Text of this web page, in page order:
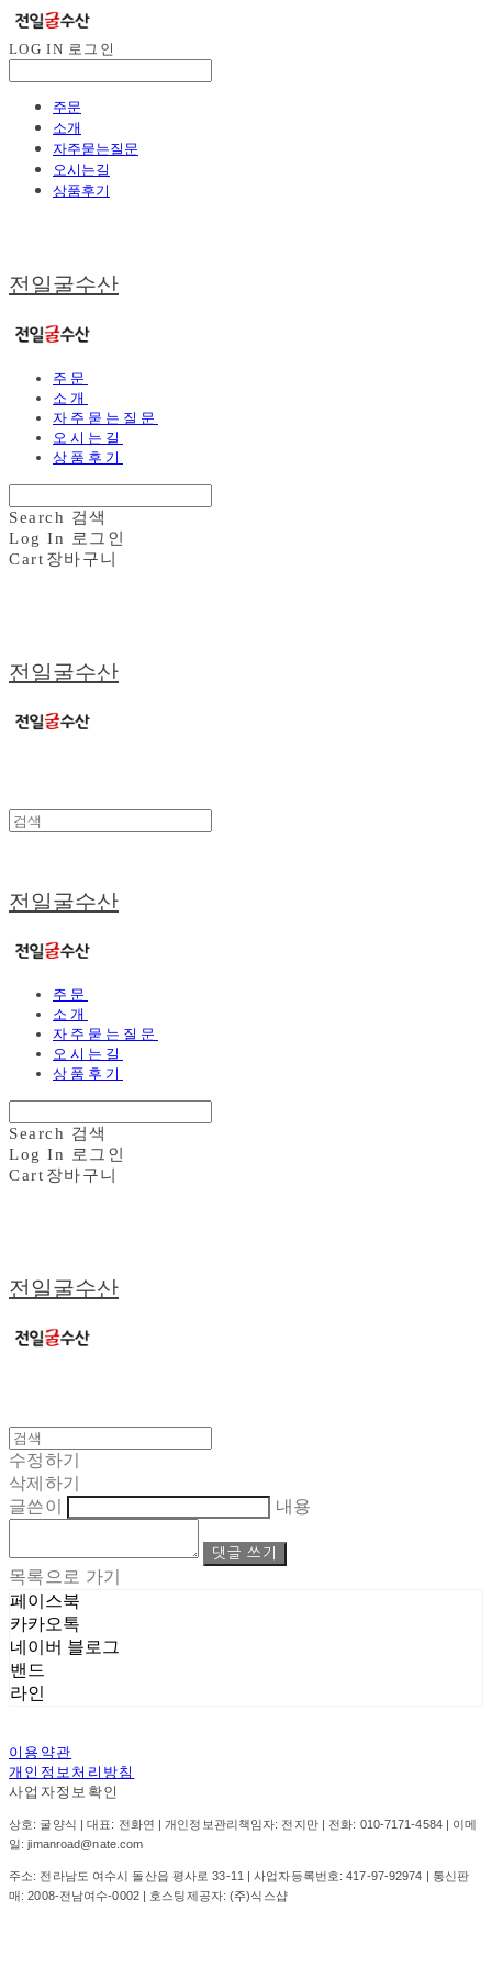
LOG IN 로그인
주문
소개
자주묻는질문
오시는길
상품후기
전일굴수산
주문
소개
자주묻는질문
오시는길
상품후기
Search 검색
Log In
로그인
Cart 장바구니
전일굴수산
전일굴수산
주문
소개
자주묻는질문
오시는길
상품후기
Search 검색
Log In 로그인
Cart 장바구니
전일굴수산
수정하기
삭제하기
글쓴이
내용
댓글 쓰기
목록으로 가기
페이스북
카카오톡
네이버 블로그
밴드
라인
이용약관
개인정보처리방침
사업자정보확인
상호: 굴양식 | 대표: 전화연 | 개인정보관리책임자: 전지만 | 전화: 010-7171-4584 | 이메
일: jimanroad@nate.com
주소: 전라남도 여수시 돌산읍 평사로 33-11 | 사업자등록번호:417-97-92974 | 통신판
매:2008-전남여수-0002| 호스팅제공자: (주)식스샵